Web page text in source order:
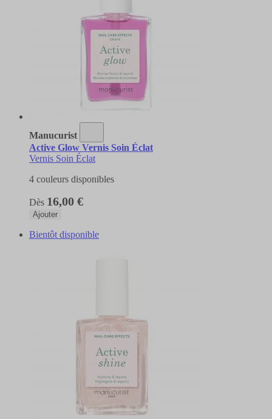
Manucurist
Active Glow Vernis Soin Éclat
Vernis Soin Éclat
4 couleurs disponibles
Dès 16,00 €
Ajouter
Bientôt disponible